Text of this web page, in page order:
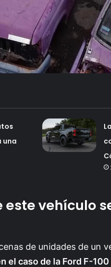
una
este vehículo
de unidades de un
el caso de la Ford F-100